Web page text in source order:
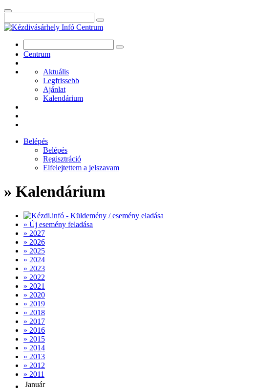
Centrum
Aktuális
Legfrissebb
Ajánlat
Kalendárium
Belépés
Belépés
Regisztráció
Elfelejtettem a jelszavam
» Kalendárium
» Új esemény feladása
» 2027
» 2026
» 2025
» 2024
» 2023
» 2022
» 2021
» 2020
» 2019
» 2018
» 2017
» 2016
» 2015
» 2014
» 2013
» 2012
» 2011
Január